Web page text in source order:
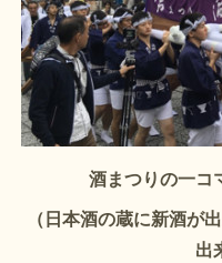
酒まつりの一コ
（日本酒の蔵に新酒が
出